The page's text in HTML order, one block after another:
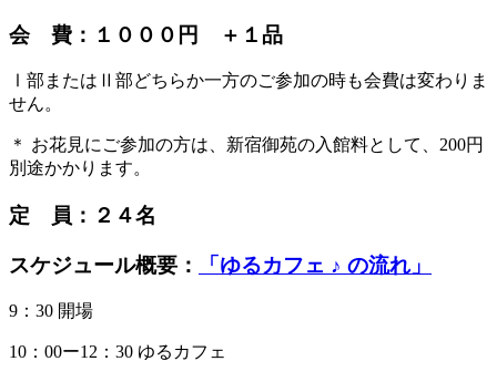
会 費：１０００円 ＋１品
Ⅰ部またはⅡ部どちらか一方のご参加の時も会費は変わりま
せん。
＊ お花見にご参加の方は、新宿御苑の入館料として、200円
別途かかります。
定 員：２４名
スケジュール概要： 「ゆるカフェ ♪ の流れ」
9：30 開場
10：00ー12：30 ゆるカフェ